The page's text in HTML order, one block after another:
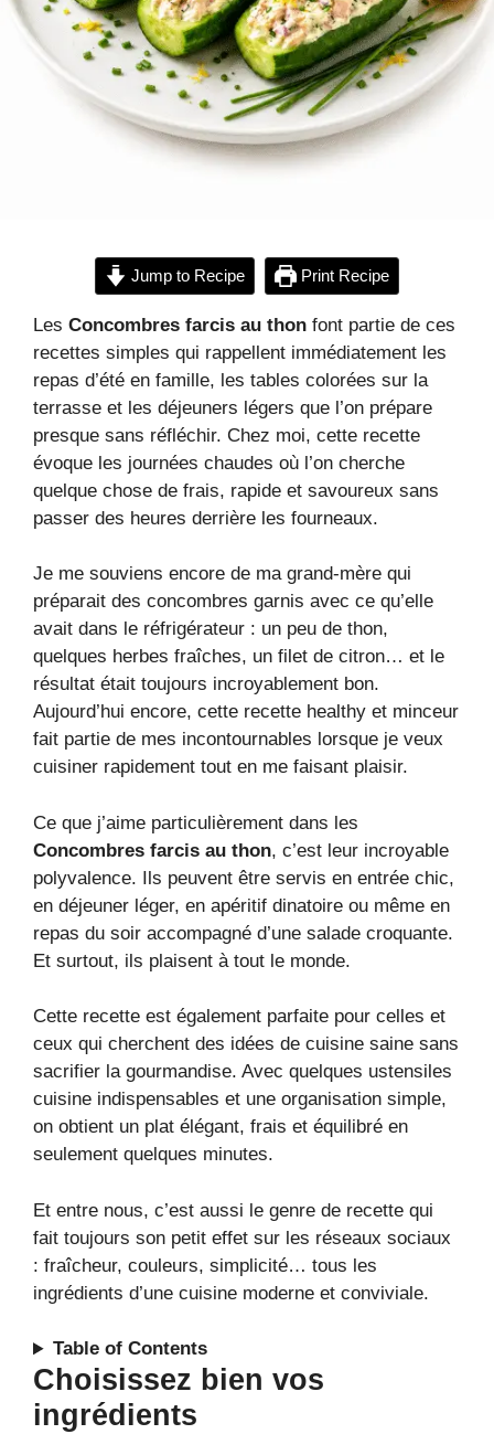
Jump to Recipe Print Recipe
Les Concombres farcis au thon font partie de ces
recettes simples qui rappellent immédiatement les
repas d’été en famille, les tables colorées sur la
terrasse et les déjeuners légers que l’on prépare
presque sans réfléchir. Chez moi, cette recette
évoque les journées chaudes où l’on cherche
quelque chose de frais, rapide et savoureux sans
passer des heures derrière les fourneaux.
Je me souviens encore de ma grand-mère qui
préparait des concombres garnis avec ce qu’elle
avait dans le réfrigérateur : un peu de thon,
quelques herbes fraîches, un filet de citron… et le
résultat était toujours incroyablement bon.
Aujourd’hui encore, cette recette healthy et minceur
fait partie de mes incontournables lorsque je veux
cuisiner rapidement tout en me faisant plaisir.
Ce que j’aime particulièrement dans les
Concombres farcis au thon, c’est leur incroyable
polyvalence. Ils peuvent être servis en entrée chic,
en déjeuner léger, en apéritif dinatoire ou même en
repas du soir accompagné d’une salade croquante.
Et surtout, ils plaisent à tout le monde.
Cette recette est également parfaite pour celles et
ceux qui cherchent des idées de cuisine saine sans
sacrifier la gourmandise. Avec quelques ustensiles
cuisine indispensables et une organisation simple,
on obtient un plat élégant, frais et équilibré en
seulement quelques minutes.
Et entre nous, c’est aussi le genre de recette qui
fait toujours son petit effet sur les réseaux sociaux
: fraîcheur, couleurs, simplicité… tous les
ingrédients d’une cuisine moderne et conviviale.
Table of Contents
Choisissez bien vos
ingrédients